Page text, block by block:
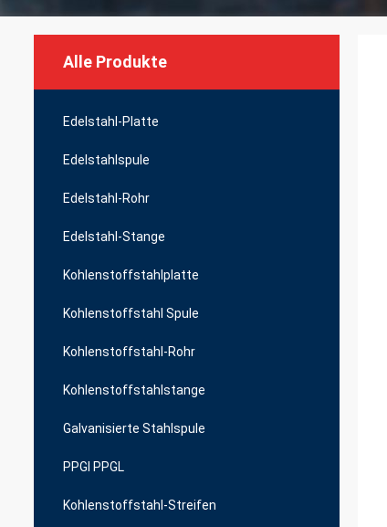
Alle Produkte
Edelstahl-Platte
Edelstahlspule
Edelstahl-Rohr
Edelstahl-Stange
Kohlenstoffstahlplatte
Kohlenstoffstahl Spule
Kohlenstoffstahl-Rohr
Kohlenstoffstahlstange
Galvanisierte Stahlspule
PPGI PPGL
Kohlenstoffstahl-Streifen